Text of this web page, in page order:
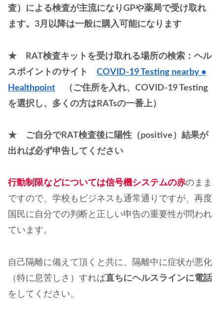
査）による検査が主流になりGPや薬局で受け取れ
ます。3月以降は一般に購入可能になります
★ RAT検査キットを受け取れる場所の検索：ヘル
スポイントのサイト COVID-19 Testing nearby •
Healthpoint （ご住所を入れ、COVID-19 Testing
を選択し、多くの方はRATsの一番上）
★ ご自分でRAT検査後に陽性（positive）結果が
出れば必ず申告してください
行動制限などについては信号機システムの赤のまま
ですので、学校もビジネスも通常通りですが、再度
国民に自分での判断と正しい申告の重要性が問われ
ています。
自己隔離に備えて頂くと共に、隔離中に症状が悪化
（特に息苦しさ）すれば直ちにヘルスラインに電話
をしてください。